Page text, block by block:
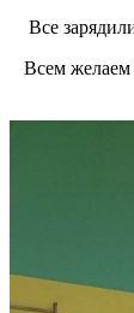
Все
Всем желаем